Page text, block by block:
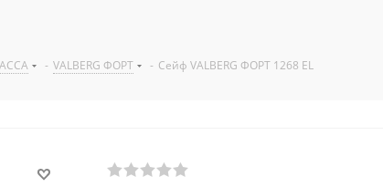
- VALBERG ФОРТ - Сейф VALBERG ФОРТ 1268 EL